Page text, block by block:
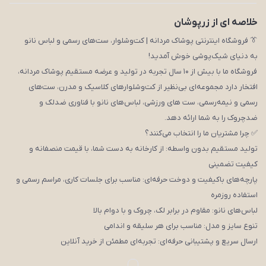
خلاصه ای از زرپوشان
👔 فروشگاه اینترنتی پوشاک مردانه | کت‌وشلوار، ست‌های رسمی و لباس نانو
به دنیای شیک‌پوشی خوش آمدید!
فروشگاه ما با بیش از ۱۰ سال تجربه در تولید و عرضه مستقیم پوشاک مردانه،
افتخار دارد مجموعه‌ای بی‌نظیر از کت‌وشلوارهای کلاسیک و مدرن، ست‌های
رسمی و نیمه‌رسمی، ست های ورزشی، لباس‌های نانو با فناوری ضدلک و
ضدچروک را به شما ارائه دهد.
✅ چرا مشتریان ما را انتخاب می‌کنند؟
تولید مستقیم بدون واسطه: از کارخانه به دست شما، با قیمت منصفانه و
کیفیت تضمینی
پارچه‌های باکیفیت و دوخت حرفه‌ای: مناسب برای جلسات کاری، مراسم رسمی و
استفاده روزمره
لباس‌های نانو: مقاوم در برابر لک، چروک و با دوام بالا
تنوع سایز و مدل: مناسب برای هر سلیقه و اندامی
ارسال سریع و پشتیبانی حرفه‌ای: تجربه‌ای مطمئن از خرید آنلاین